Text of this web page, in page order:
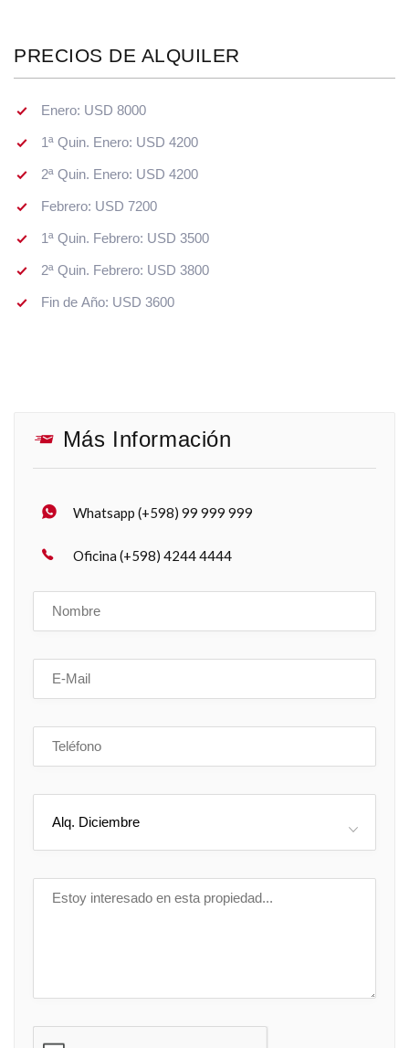
PRECIOS DE ALQUILER
Enero: USD 8000
1ª Quin. Enero: USD 4200
2ª Quin. Enero: USD 4200
Febrero: USD 7200
1ª Quin. Febrero: USD 3500
2ª Quin. Febrero: USD 3800
Fin de Año: USD 3600
Más Información
Whatsapp (+598) 99 999 999
Oficina (+598) 4244 4444
Alq. Diciembre